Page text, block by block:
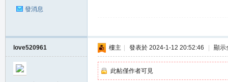
發消息
love520961 樓主 發表於 2024-1-12 20:52:46 顯示
此帖僅作者可見